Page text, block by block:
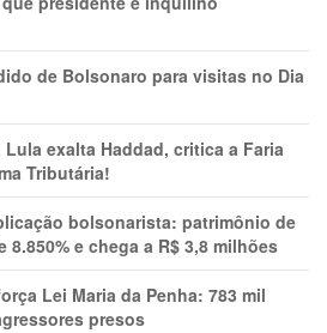
de Bolsonaro para visitas no Dia
Lula exalta Haddad, critica a Faria
Tributária!
bolsonarista: patrimônio de
8.850% e chega a R$ 3,8 milhões
Lei Maria da Penha: 783 mil
presos